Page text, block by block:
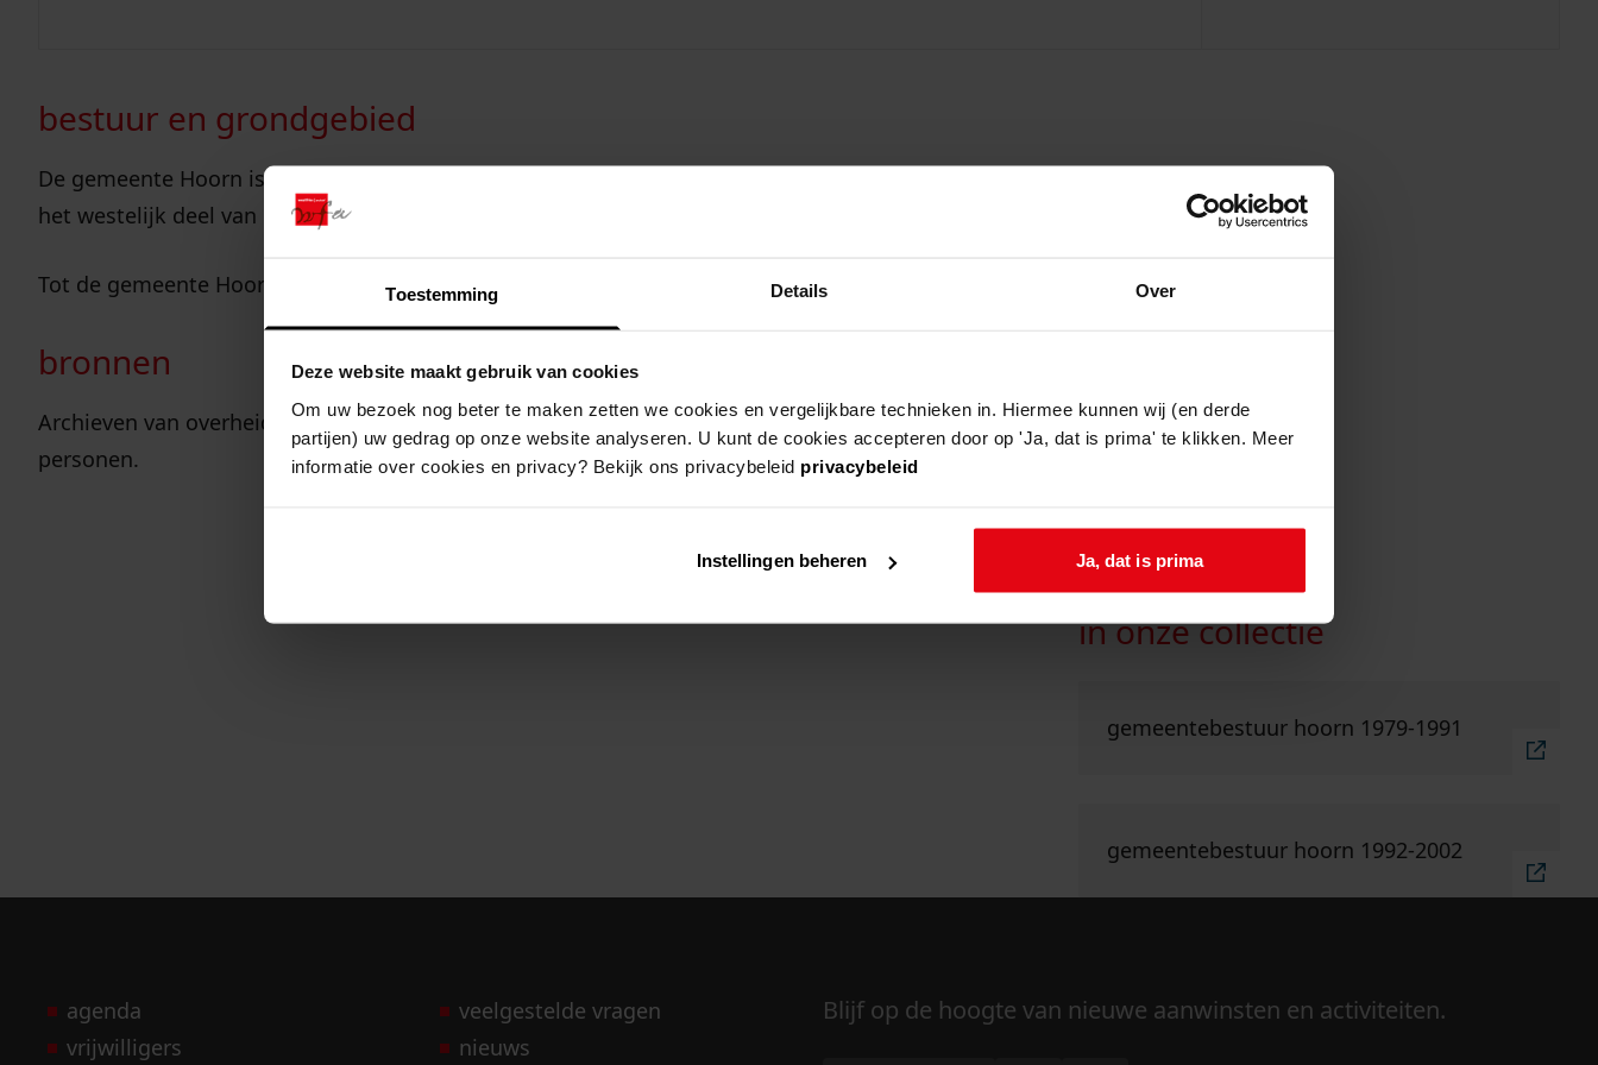
Toestemming Details Over
Deze website maakt gebruik van cookies
Om uw bezoek nog beter te maken zetten we cookies en vergelijkbare technieken in. Hiermee kunnen wij (en derde
partijen) uw gedrag op onze website analyseren. U kunt de cookies accepteren door op 'Ja, dat is prima' te klikken. Meer
informatie over cookies en privacy? Bekijk ons privacybeleid privacybeleid
Instellingen beheren Ja, dat is prima
bestuur en grondgebied
De gemeente Hoorn is per 1 januari 1979 ontstaan door samenvoeging van de gemeenten Hoorn en Zwaag en
het westelijk deel van de gemeente Blokker.
Tot de gemeente Hoorn behoren, behalve Hoorn, Westerblokker, Zwaag en een gedeelte van de Zwaagdijk.
bronnen
Archieven van overheidsinstellingen en van diverse kerkgenootschappen, verenigingen, stichtingen en
personen.
in onze collectie
gemeentebestuur hoorn 1979-1991
gemeentebestuur hoorn 1992-2002
agenda
vrijwilligers
veelgestelde vragen
nieuws
Blijf op de hoogte van nieuwe aanwinsten en activiteiten.